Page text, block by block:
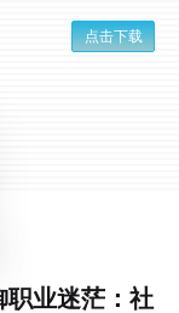
点击下载
职业迷茫：社